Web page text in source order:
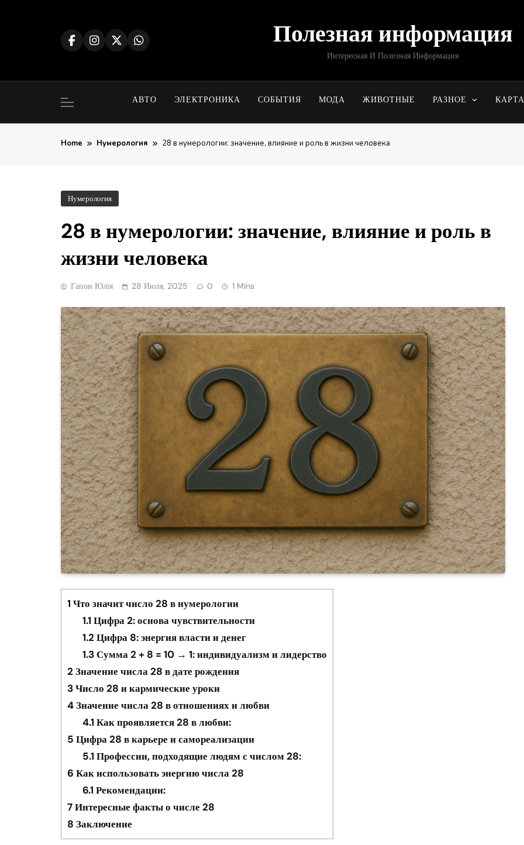
Полезная информация
Интересная И Полезная Информация
АВТО ЭЛЕКТРОНИКА СОБЫТИЯ МОДА ЖИВОТНЫЕ РАЗНОЕ КАРТА
Home Нумерология 28 в нумерологии: значение, влияние и роль в жизни человека
Нумерология
28 в нумерологии: значение, влияние и роль в
жизни человека
Гапон Юлія 28 Июля, 2025 0 1 Mins
1 Что значит число 28 в нумерологии
1.1 Цифра 2: основа чувствительности
1.2Цифра 8: энергия власти и денег
1.3Сумма 2 + 8 = 10 → 1: индивидуализм и лидерство
2Значение числа 28 в дате рождения
3Число 28 и кармические уроки
4Значение числа 28 в отношениях и любви
4.1 Как проявляется 28 в любви:
5 Цифра 28 в карьере и самореализации
5.1 Профессии, подходящие людям с числом 28:
6 Как использовать энергию числа 28
6.1 Рекомендации:
7Интересные факты о числе 28
8 Заключение